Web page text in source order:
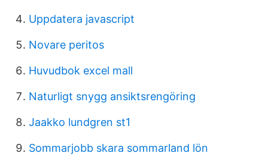
Uppdatera javascript
Novare peritos
Huvudbok excel mall
Naturligt snygg ansiktsrengöring
Jaakko lundgren st1
Sommarjobb skara sommarland lön